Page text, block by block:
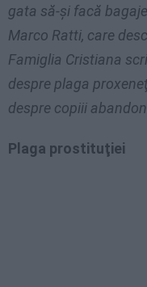
gata să-şi facă
Marco Ratti, care
Famiglia Cristiana
despre plaga
despre copiii
Plaga prostituţiei